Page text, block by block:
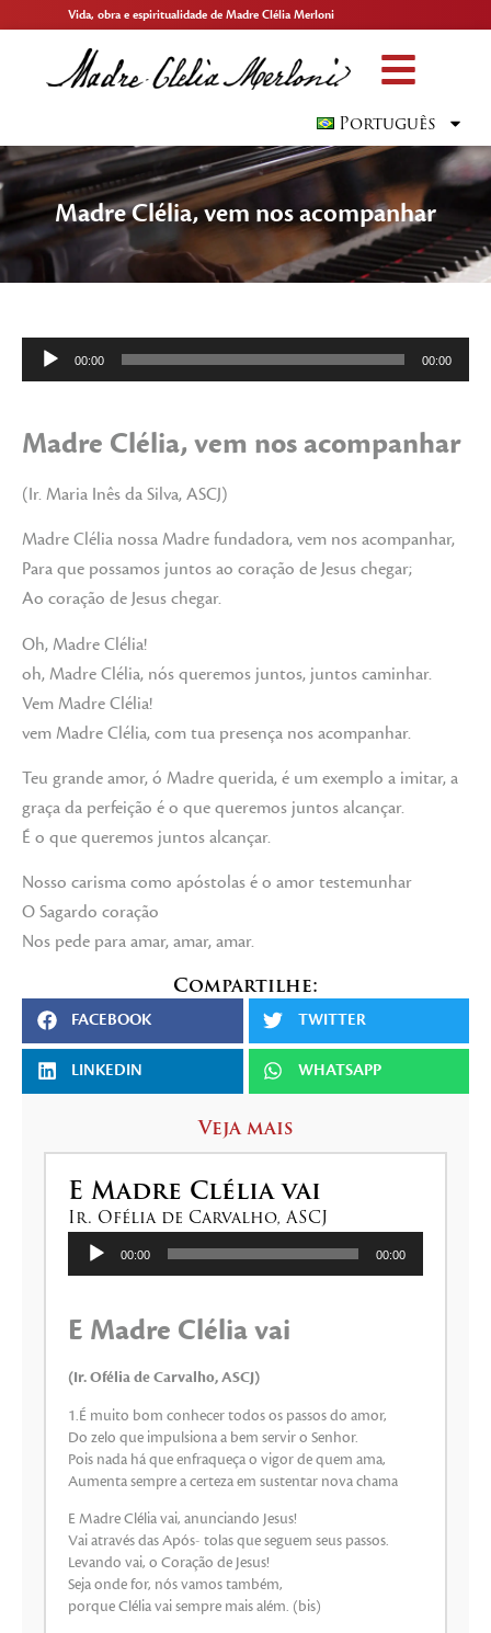
Vida, obra e espiritualidade de Madre Clélia Merloni
Português
Madre Clélia, vem nos acompanhar
Tocador
de
00:00 00:00
Madre Clélia, vem nos acompanhar
(Ir. Maria Inês da Silva, ASCJ)
Madre Clélia nossa Madre fundadora, vem nos acompanhar,
Para que possamos juntos ao coração de Jesus chegar;
Ao coração de Jesus chegar.
Oh, Madre Clélia!
oh, Madre Clélia, nós queremos juntos, juntos caminhar.
Vem Madre Clélia!
vem Madre Clélia, com tua presença nos acompanhar.
Teu grande amor, ó Madre querida, é um exemplo a imitar, a
graça da perfeição é o que queremos juntos alcançar.
É o que queremos juntos alcançar.
Nosso carisma como apóstolas é o amor testemunhar
O Sagardo coração
Nos pede para amar, amar, amar.
Compartilhe:
FACEBOOK TWITTER
LINKEDIN WHATSAPP
Veja mais
E Madre Clélia vai
Ir. Ofélia de Carvalho, ASCJ
Tocador
00:00 00:00
E Madre Clélia vai
(Ir. Ofélia de Carvalho, ASCJ)
1.É muito bom conhecer todos os passos do amor,
Do zelo que impulsiona a bem servir o Senhor.
Pois nada há que enfraqueça o vigor de quem ama,
Aumenta sempre a certeza em sustentar nova chama
E Madre Clélia vai, anunciando Jesus!
Vai através das Após- tolas que seguem seus passos.
Levando vai, o Coração de Jesus!
Seja onde for, nós vamos também,
porque Clélia vai sempre mais além. (bis)